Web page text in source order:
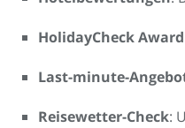
HolidayCheck Award
Last-minute-
Reisewetter-Check: